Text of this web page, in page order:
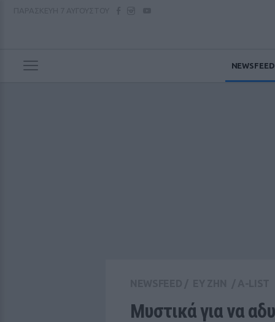
NEWSFEED
Μυστικά για να